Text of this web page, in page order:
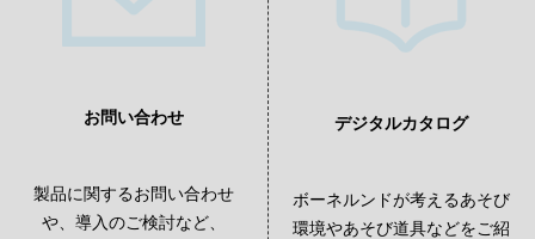
お問い合わせ
製品に関するお問い合わせ
や、導入のご検討など、
デジタルカタログ
ボーネルンドが考えるあそび
環境やあそび道具などをご紹